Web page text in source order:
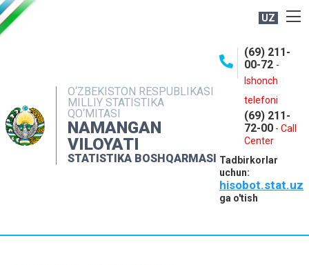
UZ
O‘ZBEKISTON RESPUBLIKASI
MILLIY STATISTIKA
QO‘MITASI
NAMANGAN
VILOYATI
STATISTIKA BOSHQARMASI
(69) 211-
00-72 -
Ishonch
telefoni
(69) 211-
72-00 - Call
Center
Tadbirkorlar
uchun:
hisobot.stat.uz
ga o'tish
NASHRLAR
INTERAKTIV XIZMATLAR
MATBUOT XIZMATI
MUROJAATLAR